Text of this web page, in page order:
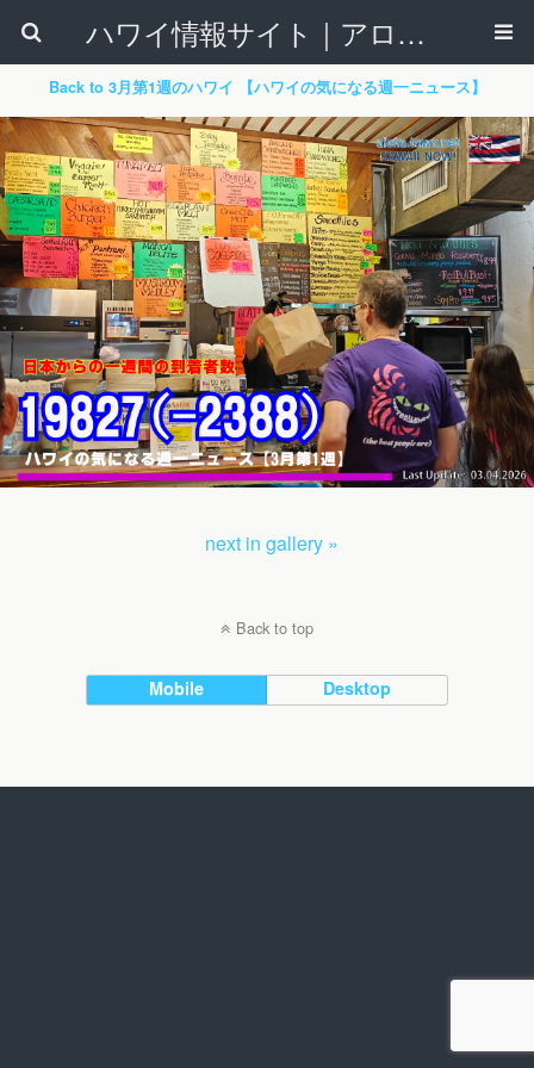
ハワイ情報サイト｜アロハタウンネット
Back to 3月第1週のハワイ 【ハワイの気になる週一ニュース】
next in gallery »
Back to top
Mobile Desktop